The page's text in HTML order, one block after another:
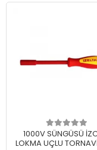
1000V SÜNGÜSÜ
LOKMA UÇLU